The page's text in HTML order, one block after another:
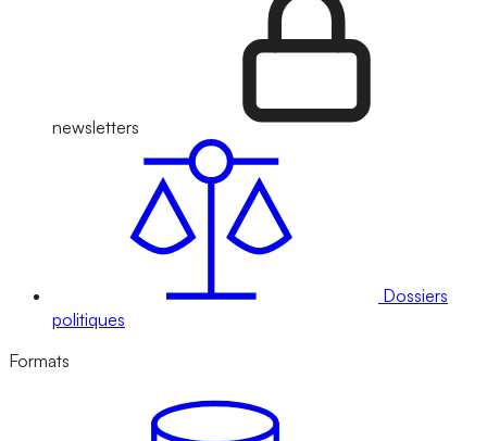
newsletters
Dossiers
politiques
Formats